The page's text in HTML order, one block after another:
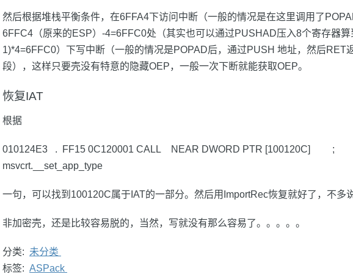
然后根据堆栈平衡条件，在6FFA4下访问中断（一般的情况是在这里调用了
6FFC4（原来的ESP）-4=6FFC0处（其实也可以通过PUSHAD压入8个寄存器算
1)*4=6FFC0）下写中断（一般的情况是POPAD后，通过PUSH 地址，然后RET
段），这样只要壳没有特意的隐藏OEP，一般一次下断就能获取OEP。
恢复IAT
根据
010124E3 . FF15 0C120001 CALL NEAR DWORD PTR [100120C] ;
msvcrt.__set_app_type
一句，可以找到100120C属于IAT的一部分。然后用ImportRec恢复就好了，不多
非加密壳，还是比较容易脱的，当然，写就没有那么容易了。。。。。
分类: 未分类
标签: ASPack